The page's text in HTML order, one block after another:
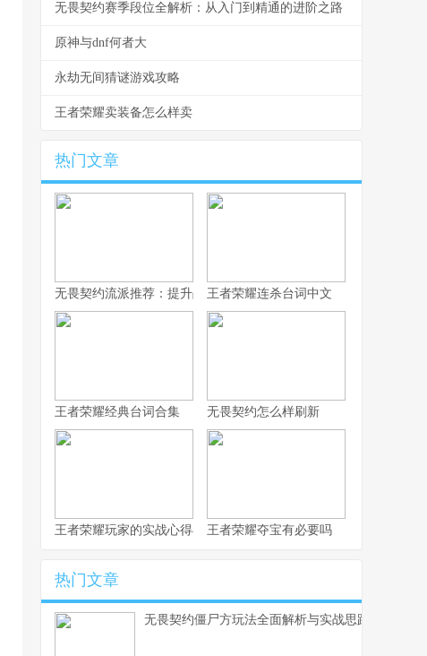
无畏契约赛季段位全解析：从入门到精通的进阶之路
原神与dnf何者大
永劫无间猜谜游戏攻略
王者荣耀卖装备怎么样卖
热门文章
无畏契约流派推荐：提升战术深度，选择适合自己的战斗风格
王者荣耀连杀台词中文
王者荣耀经典台词合集 无畏契约怎么样刷新
王者荣耀玩家的实战心得与进阶思路王者荣耀夺宝有必要吗
热门文章
无畏契约僵尸方玩法全面解析与实战思路